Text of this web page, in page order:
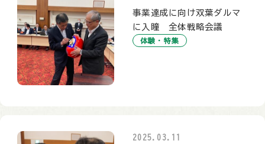
事業達成に向け双葉ダルマ
に入瞳 全体戦略会議
体験・特集
2025.03.11